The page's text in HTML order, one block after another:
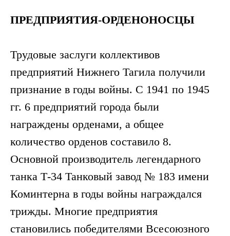
ПРЕДПРИЯТИЯ-ОРДЕНОНОСЦЫ
Трудовые заслуги коллективов
предприятий Нижнего Тагила получили
признание в годы войны. С 1941 по 1945
гг. 6 предприятий города были
награждены орденами, а общее
количество орденов составило 8.
Основной производитель легендарного
танка Т-34 Танковый завод № 183 имени
Коминтерна в годы войны награждался
трижды. Многие предприятия
становились победителями Всесоюзного